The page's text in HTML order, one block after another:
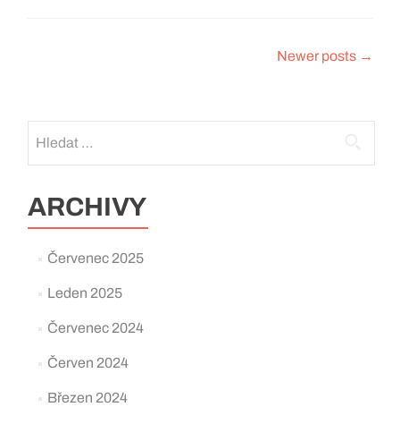
Newer posts →
ARCHIVY
Červenec 2025
Leden 2025
Červenec 2024
Červen 2024
Březen 2024